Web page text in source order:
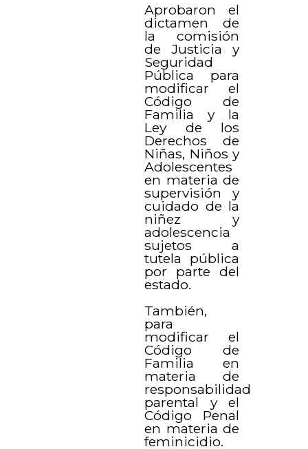
Aprobaron el
dictamen de
la comisión
de Justicia y
Seguridad
Pública para
modificar el
Código de
Familia y la
Ley de los
Derechos de
Niñas, Niños y
Adolescentes
en materia de
supervisión y
cuidado de la
niñez y
adolescencia
sujetos a
tutela pública
por parte del
estado.
También,
para
modificar el
Código de
Familia en
materia de
responsabilidad
parental y el
Código Penal
en materia de
feminicidio.